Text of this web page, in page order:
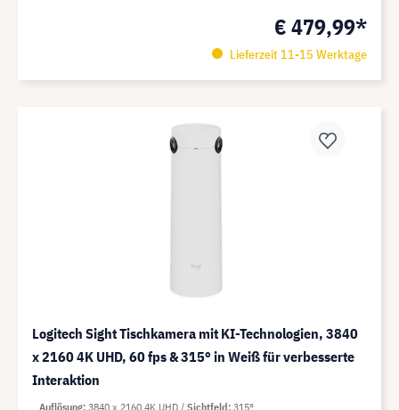
€ 479,99*
Lieferzeit 11-15 Werktage
Logitech Sight Tischkamera mit KI-Technologien, 3840
x 2160 4K UHD, 60 fps & 315° in Weiß für verbesserte
Interaktion
Auflösung 3840 x 2160 4K UHD Sichtfeld 315°